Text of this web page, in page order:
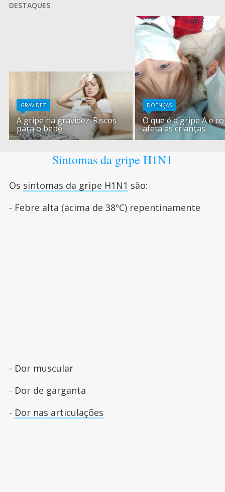
DESTAQUES
GRAVIDEZ
A gripe na gravidez. Riscos
para o bebê
DOENÇAS
O que é a gripe A e
afeta as crianças
Sintomas da gripe H1N1
Os sintomas da gripe H1N1 são:
- Febre alta (acima de 38ºC) repentinamente
- Dor muscular
- Dor de garganta
- Dor nas articulações